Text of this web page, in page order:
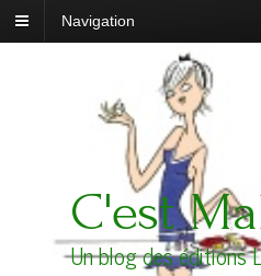
Navigation
C'est
Un blog des éditions